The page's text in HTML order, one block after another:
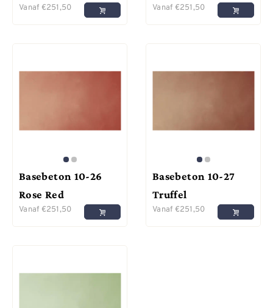
Vanaf €251,50 Vanaf €251,50
Basebeton 10-26
Rose Red
Vanaf €251,50
Basebeton 10-27
Truffel
Vanaf €251,50